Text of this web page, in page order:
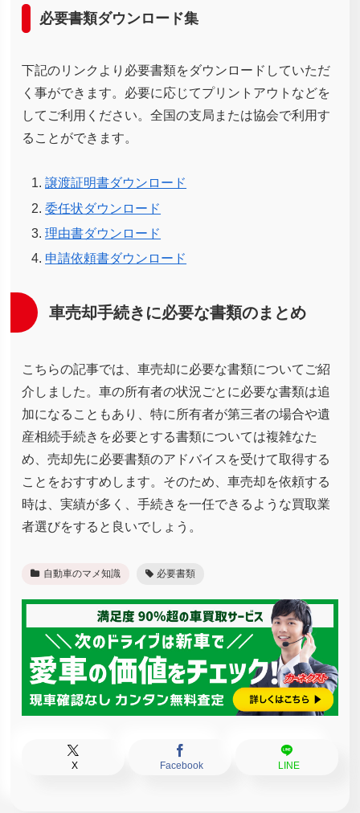
必要書類ダウンロード集
下記のリンクより必要書類をダウンロードしていただ
く事ができます。必要に応じてプリントアウトなどを
してご利用ください。全国の支局または協会で利用す
ることができます。
譲渡証明書ダウンロード
委任状ダウンロード
理由書ダウンロード
申請依頼書ダウンロード
車売却手続きに必要な書類のまとめ
こちらの記事では、車売却に必要な書類についてご紹
介しました。車の所有者の状況ごとに必要な書類は追
加になることもあり、特に所有者が第三者の場合や遺
産相続手続きを必要とする書類については複雑なた
め、売却先に必要書類のアドバイスを受けて取得する
ことをおすすめします。そのため、車売却を依頼する
時は、実績が多く、手続きを一任できるような買取業
者選びをすると良いでしょう。
自動車のマメ知識 必要書類
X Facebook LINE